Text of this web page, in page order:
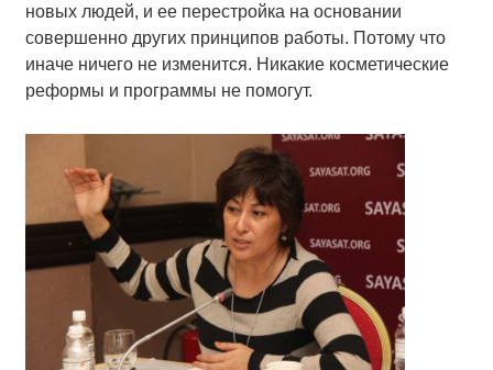
новых людей, и ее перестройка на основании
совершенно других принципов работы. Потому что
иначе ничего не изменится. Никакие косметические
реформы и программы не помогут.